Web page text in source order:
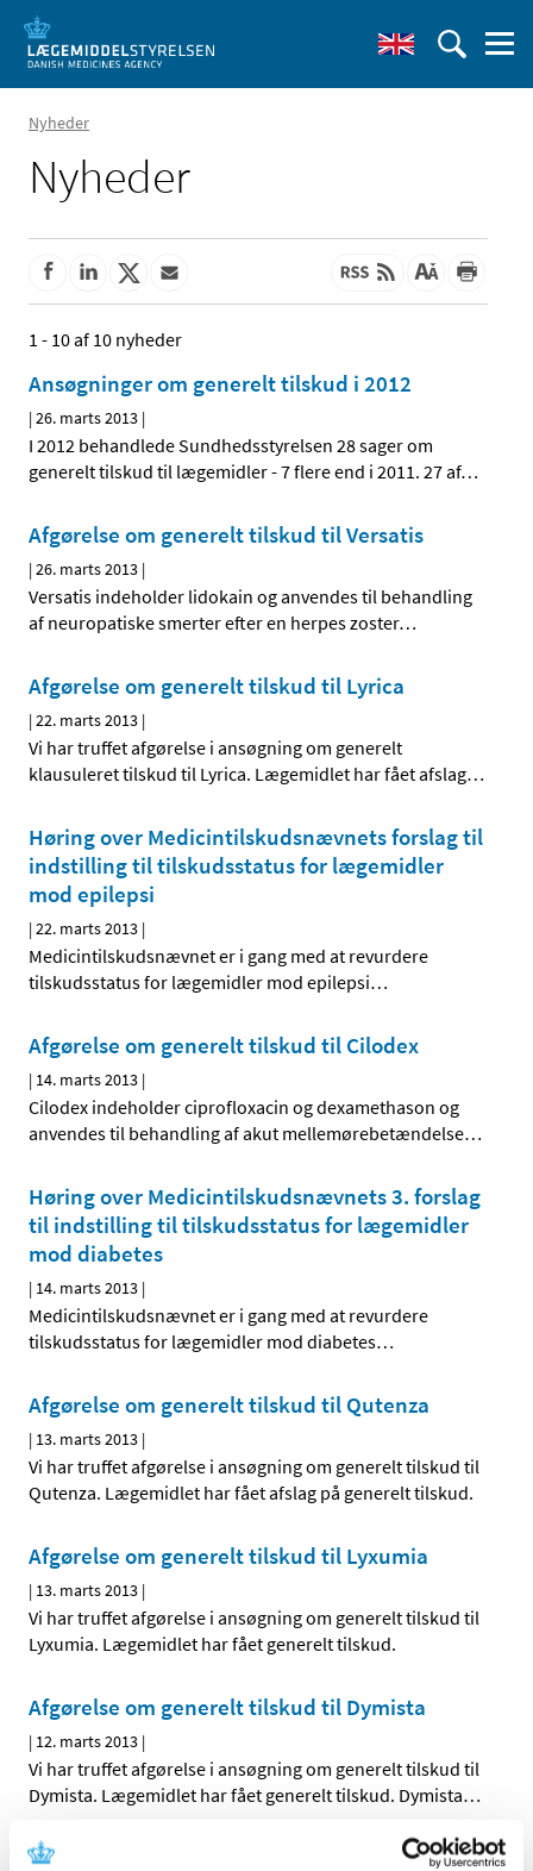
Nyheder
Nyheder
1 - 10 af 10 nyheder
Ansøgninger om generelt tilskud i 2012
|26. marts 2013 |
I 2012 behandlede Sundhedsstyrelsen 28 sager om
generelt tilskud til lægemidler - 7 flere end i 2011. 27 af…
Afgørelse om generelt tilskud til Versatis
|26. marts 2013 |
Versatis indeholder lidokain og anvendes til behandling
af neuropatiske smerter efter en herpes zoster…
Afgørelse om generelt tilskud til Lyrica
|22. marts 2013 |
Vi har truffet afgørelse i ansøgning om generelt
klausuleret tilskud til Lyrica. Lægemidlet har fået afslag…
Høring over Medicintilskuds­nævnets forslag til
indstilling til tilskudsstatus for lægemidler
mod epilepsi
|22. marts 2013 |
Medicintilskudsnævnet er i gang med at revurdere
tilskudsstatus for lægemidler mod epilepsi…
Afgørelse om generelt tilskud til Cilodex
| 14. marts 2013 |
Cilodex indeholder ciprofloxacin og dexamethason og
anvendes til behandling af akut mellemørebetændelse…
Høring over Medicintilskuds­nævnets 3. forslag
til indstilling til tilskudsstatus for lægemidler
mod diabetes
| 14. marts 2013 |
Medicintilskudsnævnet er i gang med at revurdere
tilskudsstatus for lægemidler mod diabetes…
Afgørelse om generelt tilskud til Qutenza
| 13. marts 2013 |
Vi har truffet afgørelse i ansøgning om generelt tilskud til
Qutenza. Lægemidlet har fået afslag på generelt tilskud.
Afgørelse om generelt tilskud til Lyxumia
| 13. marts 2013 |
Vi har truffet afgørelse i ansøgning om generelt tilskud til
Lyxumia. Lægemidlet har fået generelt tilskud.
Afgørelse om generelt tilskud til Dymista
| 12. marts 2013 |
Vi har truffet afgørelse i ansøgning om generelt tilskud til
Dymista. Lægemidlet har fået generelt tilskud. Dymista…
Høringssvar på Medicintilskuds­nævnets 2.